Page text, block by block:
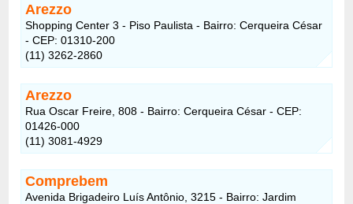
Arezzo
Shopping Center 3 - Piso Paulista - Bairro: Cerqueira César
- CEP: 01310-200
(11) 3262-2860
Arezzo
Rua Oscar Freire, 808 - Bairro: Cerqueira César - CEP:
01426-000
(11) 3081-4929
Comprebem
Avenida Brigadeiro Luís Antônio, 3215 - Bairro: Jardim